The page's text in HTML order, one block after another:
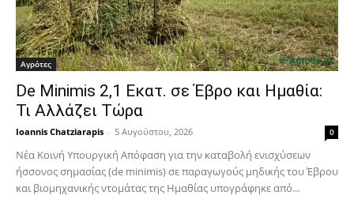
Αγρότες
De Minimis 2,1 Εκατ. σε Έβρο και Ημαθία:
Τι Αλλάζει Τώρα
Ioannis Chatziarapis - 5 Αυγούστου, 2026 0
Νέα Κοινή Υπουργική Απόφαση για την καταβολή ενισχύσεων
ήσσονος σημασίας (de minimis) σε παραγωγούς μηδικής του Έβρου
και βιομηχανικής ντομάτας της Ημαθίας υπογράφηκε από...